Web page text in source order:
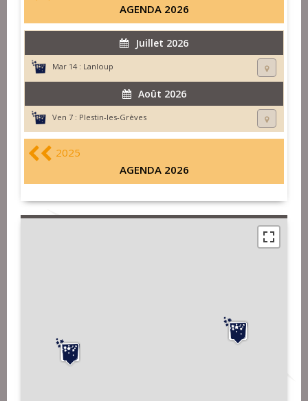
AGENDA 2026
Juillet 2026
Mar 14 : Lanloup
Août 2026
Ven 7 : Plestin-les-Grèves
2025
AGENDA 2026